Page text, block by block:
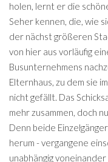
holen, lernt er die
Seher kennen, die, wie
der nächst größeren
von hier aus vorläufig
Busunternehmens
Elternhaus, zu dem sie
nicht gefällt. Das
mehr zusammen, doch
Denn beide
herum - vergangene
unabhängig